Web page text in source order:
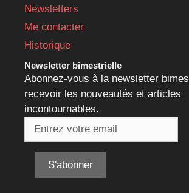
Newsletters
Me contacter
Historique
Newsletter bimestrielle
Abonnez-vous à la newsletter
recevoir les nouveautés et articles
incontournables.